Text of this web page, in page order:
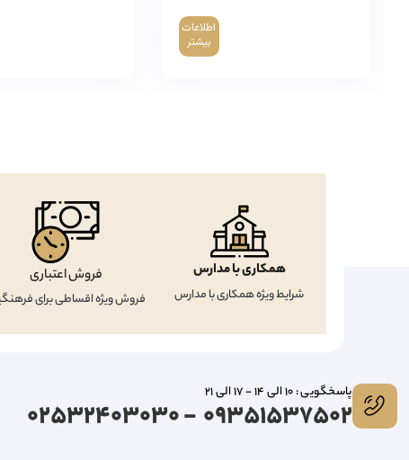
اطلاعات
بیشتر
همکاری با مدارس
شرایط ویژه همکاری با مدارس
فروش اعتباری
فروش ویژه اقساطی برای
پاسخگویی : 10 الی 14 - 17 الی 21
09351537502 - 02532403030